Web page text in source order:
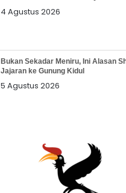
4 Agustus 2026
Bukan Sekadar Meniru, Ini Alasan
Jajaran ke Gunung Kidul
5 Agustus 2026